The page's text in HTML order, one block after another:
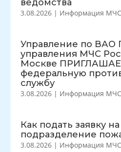
ведомства
3.08.2026 | Информация МЧС
Управление по ВАО
управления МЧС
Москве
федеральную
службу
3.08.2026 | Информация МЧС
Как подать заявку
подразделение
3.08.2026 | Информация МЧС